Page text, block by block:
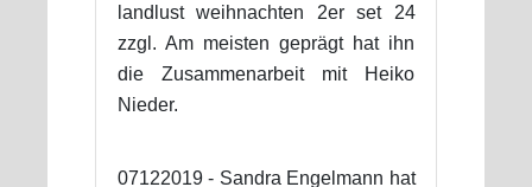
landlust weihnachten 2er set 24
zzgl. Am meisten geprägt hat ihn
die Zusammenarbeit mit Heiko
Nieder.
07122019 - Sandra Engelmann hat